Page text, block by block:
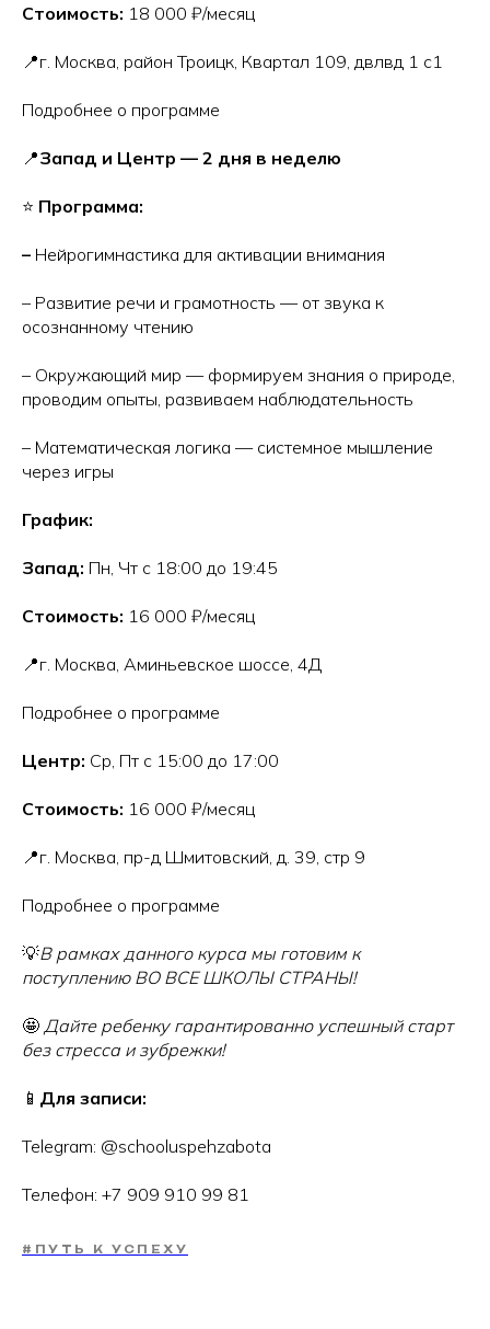
Стоимость: 18 000 ₽/месяц
📍г. Москва, район Троицк, Квартал 109, двлвд 1 с1
Подробнее о программе
📍Запад и Центр — 2 дня в неделю
⭐ Программа:
– Нейрогимнастика для активации внимания
– Развитие речи и грамотность — от звука к
осознанному чтению
– Окружающий мир — формируем знания о природе,
проводим опыты, развиваем наблюдательность
– Математическая логика — системное мышление
через игры
График:
Запад: Пн, Чт с 18:00 до 19:45
Стоимость: 16 000 ₽/месяц
📍г. Москва, Аминьевское шоссе, 4Д
Подробнее о программе
Центр: Ср, Пт с 15:00 до 17:00
Стоимость: 16 000 ₽/месяц
📍г. Москва, пр-д Шмитовский, д. 39, стр 9
Подробнее о программе
💡В рамках данного курса мы готовим к
поступлению ВО ВСЕ ШКОЛЫ СТРАНЫ!
🤩 Дайте ребенку гарантированно успешный старт
без стресса и зубрежки!
📱 Для записи:
Telegram: @schooluspehzabota
Телефон: +7 909 910 99 81
#ПУТЬ К УСПЕХУ